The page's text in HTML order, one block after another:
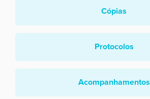
Cópias
Protocolos
Acompanhamentos